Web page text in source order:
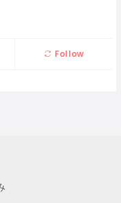
Follow